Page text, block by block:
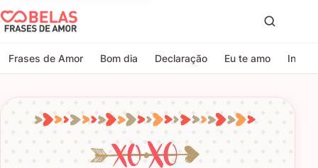
Belas Frases de Amor
Frases de Amor Bom dia Declaração Eu te amo